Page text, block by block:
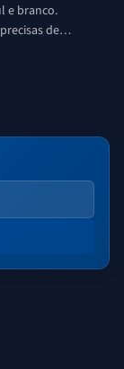
e branco.
de